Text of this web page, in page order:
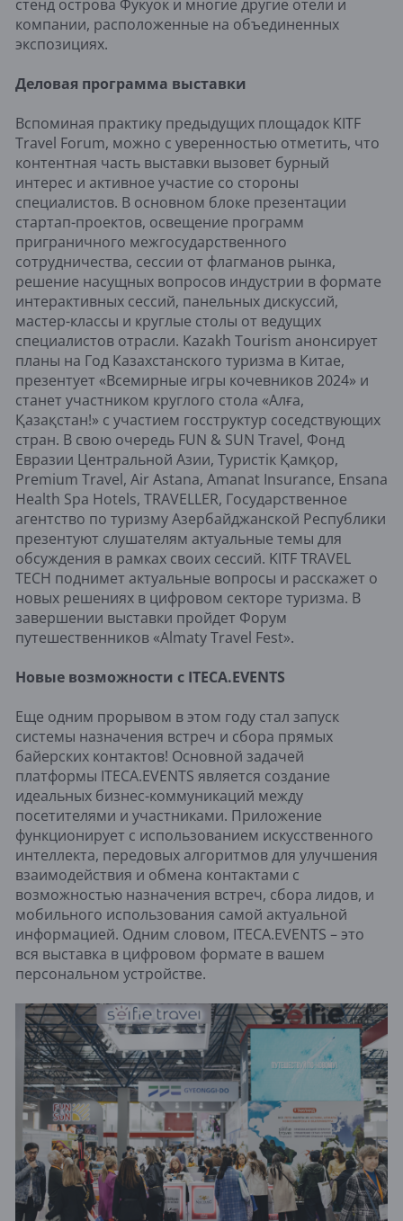
стенд острова Фукуок и многие другие отели и
компании, расположенные на объединенных
экспозициях.
Деловая программа выставки
Вспоминая практику предыдущих площадок KITF
Travel Forum, можно с уверенностью отметить, что
контентная часть выставки вызовет бурный
интерес и активное участие со стороны
специалистов. В основном блоке презентации
стартап-проектов, освещение программ
приграничного межгосударственного
сотрудничества, сессии от флагманов рынка,
решение насущных вопросов индустрии в формате
интерактивных сессий, панельных дискуссий,
мастер-классы и круглые столы от ведущих
специалистов отрасли. Kazakh Tourism анонсирует
планы на Год Казахстанского туризма в Китае,
презентует «Всемирные игры кочевников 2024» и
станет участником круглого стола «Алға,
Қазақстан!» с участием госструктур соседствующих
стран. В свою очередь FUN & SUN Travel, Фонд
Евразии Центральной Азии, Туристік Қамқор,
Premium Travel, Air Astana, Amanat Insurance, Ensana
Health Spa Hotels, TRAVELLER, Государственное
агентство по туризму Азербайджанской Республики
презентуют слушателям актуальные темы для
обсуждения в рамках своих сессий. KITF TRAVEL
TECH поднимет актуальные вопросы и расскажет о
новых решениях в цифровом секторе туризма. В
завершении выставки пройдет Форум
путешественников «Almaty Travel Fest».
Новые возможности с ITECA.EVENTS
Еще одним прорывом в этом году стал запуск
системы назначения встреч и сбора прямых
байерских контактов! Основной задачей
платформы ITECA.EVENTS является создание
идеальных бизнес-коммуникаций между
посетителями и участниками. Приложение
функционирует с использованием искусственного
интеллекта, передовых алгоритмов для улучшения
взаимодействия и обмена контактами с
возможностью назначения встреч, сбора лидов, и
мобильного использования самой актуальной
информацией. Одним словом, ITECA.EVENTS – это
вся выставка в цифровом формате в вашем
персональном устройстве.